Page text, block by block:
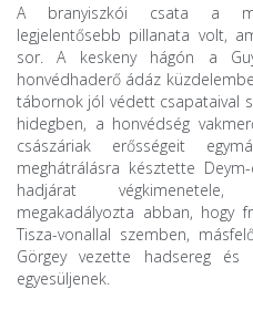
A branyiszkói csata a
legjelentősebb pillanata volt,
sor. A keskeny hágón a
honvédhaderő ádáz
tábornok jól védett csapataival
hidegben, a honvédség
császáriak erősségeit
meghátrálásra késztette
hadjárat végkimenetele,
megakadályozta abban, hogy
Tisza-vonallal szemben,
Görgey vezette hadsereg és
egyesüljenek.